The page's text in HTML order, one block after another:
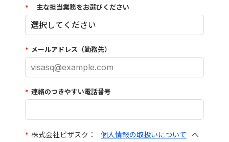
* 主な担当業務をお選びください
* メールアドレス（勤務先）
* 連絡のつきやすい電話番号
* 株式会社ビザスク： 個人情報の取扱いについて
へ